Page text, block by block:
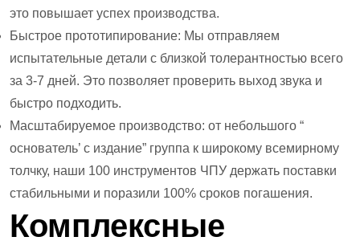
это повышает успех производства.
Быстрое прототипирование: Мы отправляем
испытательные детали с близкой толерантностью всего
за 3-7 дней. Это позволяет проверить выход звука и
быстро подходить.
Масштабируемое производство: от небольшого “
основатель’ с издание” группа к широкому всемирному
толчку, наши 100 инструментов ЧПУ держать поставки
стабильными и поразили 100% сроков погашения.
Комплексные